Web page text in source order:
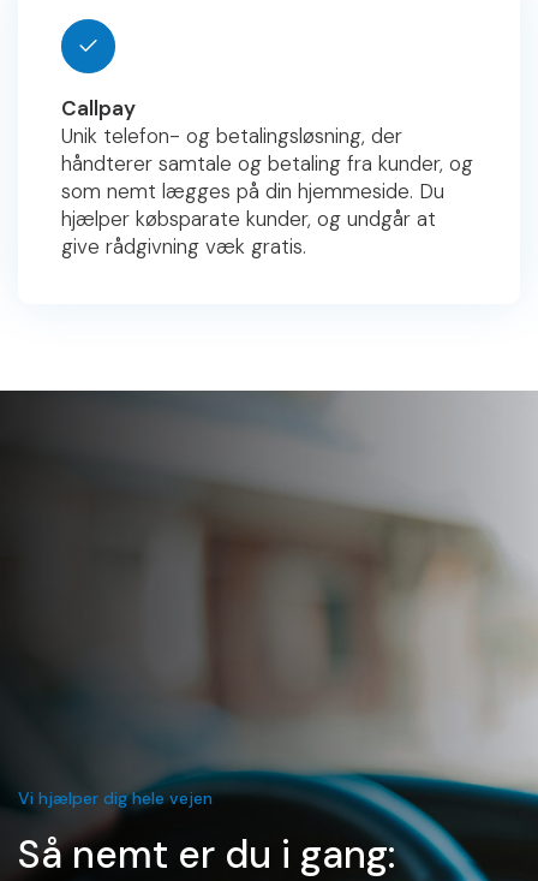
Callpay
Unik telefon- og betalingsløsning, der
håndterer samtale og betaling fra kunder, og
som nemt lægges på din hjemmeside. Du
hjælper købsparate kunder, og undgår at
give rådgivning væk gratis.
Vi hjælper dig hele vejen
Så nemt er du i gang: